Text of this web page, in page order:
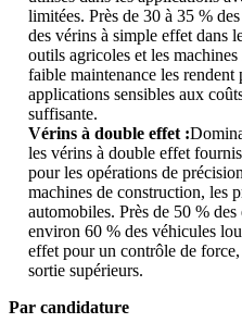
limitées. Près de 30 à 35 %
des vérins à simple effet dans
outils agricoles et les
faible maintenance les rendent
applications sensibles aux
suffisante.
Vérins à double effet :
les vérins à double effet
pour les opérations de
machines de construction, les
automobiles. Près de 50 %
environ 60 % des véhicules
effet pour un contrôle de
sortie supérieurs.
Par candidature